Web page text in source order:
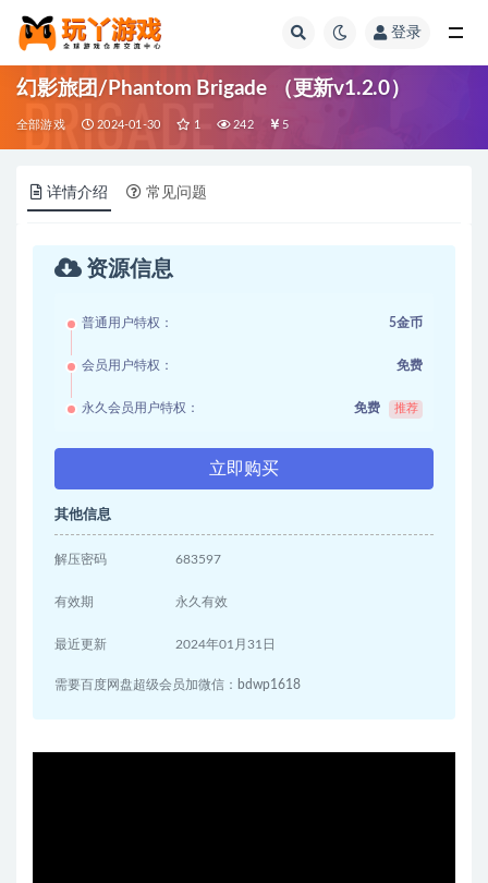
登录
幻影旅团/Phantom Brigade （更新v1.2.0）
全部游戏 2024-01-30 1 242 5
详情介绍 常见问题
资源信息
普通用户特权： 5金币
会员用户特权： 免费
永久会员用户特权： 免费 推荐
立即购买
其他信息
解压密码 683597
有效期 永久有效
最近更新 2024年01月31日
需要百度网盘超级会员加微信：bdwp1618